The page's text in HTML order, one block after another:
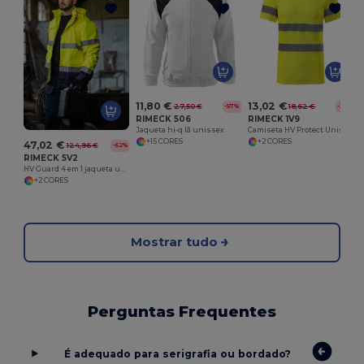
47,02 € 124,96 € -62%
RIMECK 5V2
+2 CORES
11,80 € 27,50 € -57%
RIMECK 506
Jaqueta hi-q lã unissex
+15 CORES
13,02 € 18,62 € -30%
RIMECK 1V9
+2 CORES
Mostrar tudo
Perguntas Frequentes
É adequado para serigrafia ou bordado?